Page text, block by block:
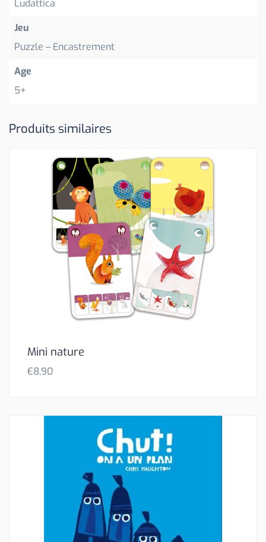
Ludattica
Jeu
Puzzle – Encastrement
Age
5+
Produits similaires
Mini nature
€8,90